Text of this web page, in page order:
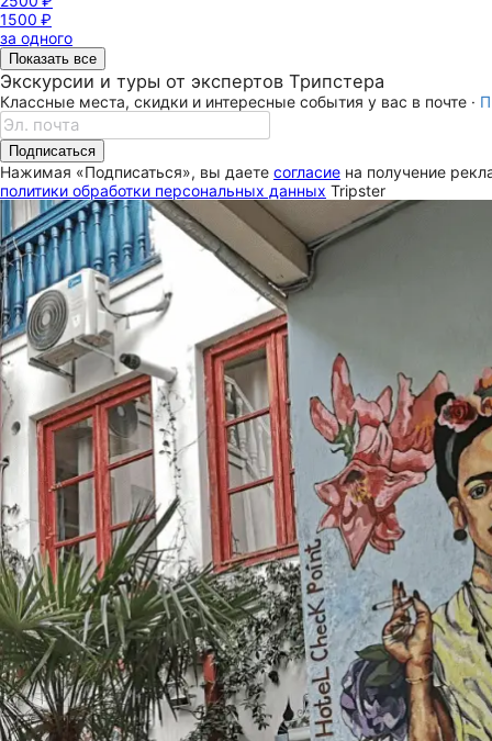
1500 ₽
за одного
Показать все
Экскурсии и туры от экспертов Трипстера
Классные места, скидки и интересные события у вас в почте ·
Подписаться
Нажимая «Подписаться», вы даете согласие на получение
политики обработки персональных данных Tripster